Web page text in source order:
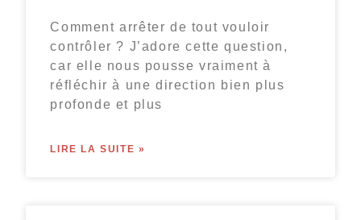
Comment arrêter de tout vouloir
contrôler ? J’adore cette question,
car elle nous pousse vraiment à
réfléchir à une direction bien plus
profonde et plus
LIRE LA SUITE »